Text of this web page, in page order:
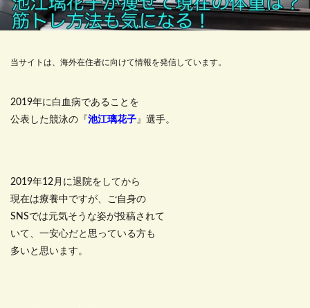
当サイトは、海外在住者に向けて情報を発信しています。
2019年に白血病であることを
公表した競泳の『 池江璃花子』選手。
2019年12月に退院をしてから
現在は療養中ですが、ご自身の
SNSでは元気そうな姿が投稿されて
いて、一安心だと思っている方も
多いと思います。